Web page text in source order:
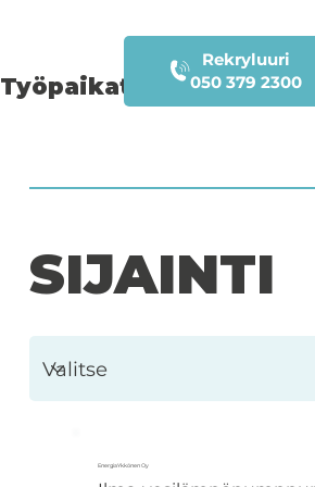
Rekryluuri
050 379 2300
Työpaikat
SIJAINTI
EnergiaYkkönen Oy